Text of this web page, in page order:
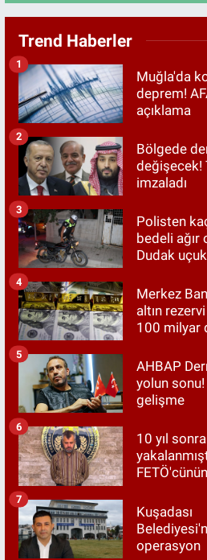
Trend Haberler
Muğla'da
deprem!
açıklama
1
Bölgede
değişecek!
imzaladı
2
Polisten
bedeli ağır
Dudak
3
Merkez
altın
100 milyar
4
AHBAP
yolun sonu!
gelişme
5
10 yıl sonra
6
Kuşadası
operasyon
7